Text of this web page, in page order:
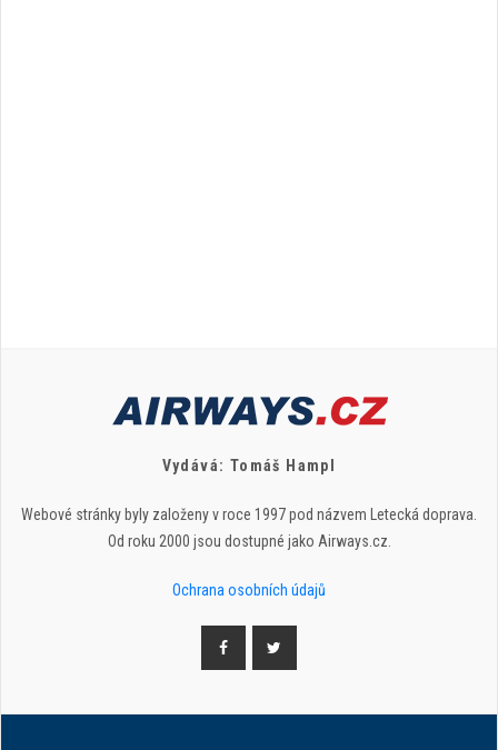
Vydává: Tomáš Hampl
Webové stránky byly založeny v roce 1997 pod názvem Letecká doprava.
Od roku 2000 jsou dostupné jako Airways.cz.
Ochrana osobních údajů